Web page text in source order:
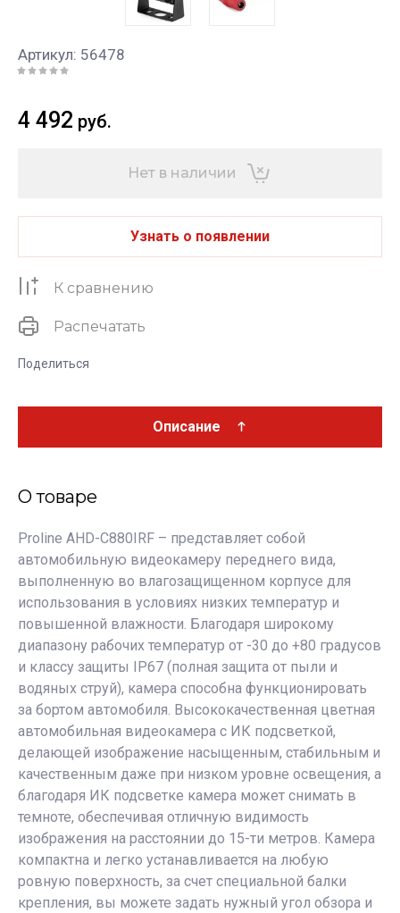
Артикул: 56478
4 492 руб.
Нет в наличии
Узнать о появлении
К сравнению
Поделиться
Распечатать
Описание
О товаре
Proline AHD-C880IRF – представляет собой
автомобильную видеокамеру переднего вида,
выполненную во влагозащищенном корпусе для
использования в условиях низких температур и
повышенной влажности. Благодаря широкому
диапазону рабочих температур от -30 до +80 градусов
и классу защиты IP67 (полная защита от пыли и
водяных струй), камера способна функционировать
за бортом автомобиля. Высококачественная цветная
автомобильная видеокамера с ИК подсветкой,
делающей изображение насыщенным, стабильным и
качественным даже при низком уровне освещения, а
благодаря ИК подсветке камера может снимать в
темноте, обеспечивая отличную видимость
изображения на расстоянии до 15-ти метров. Камера
компактна и легко устанавливается на любую
ровную поверхность, за счет специальной балки
крепления, вы можете задать нужный угол обзора и